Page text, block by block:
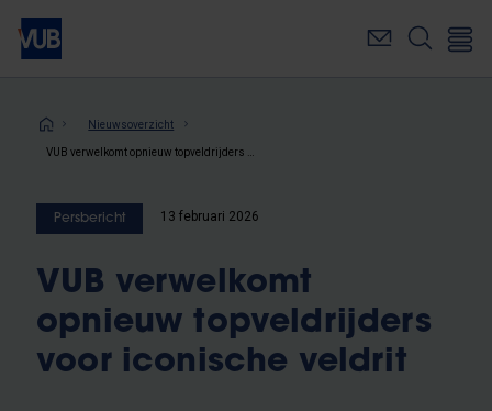
Overslaan
naar
inhoudKruimelpad
Nieuwsoverzicht
Persbericht 13 februari 2026
VUB verwelkomt
opnieuw topveldrijders
voor iconische veldrit